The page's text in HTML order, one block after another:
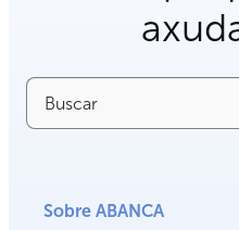
Buscar
Sobre ABANCA